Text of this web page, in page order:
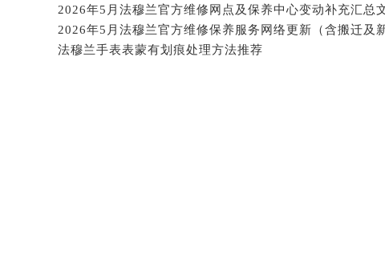
吉林省梅河口市新华街道梅河大街法穆
吉林省四平市铁东区紫气大路与南九经街
吉林省松原市宁江区五环大街法穆兰售
法穆兰手表表蒙有划痕处理方法推荐